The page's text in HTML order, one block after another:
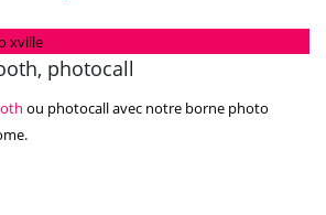
photocall
ou photocall avec notre borne photo